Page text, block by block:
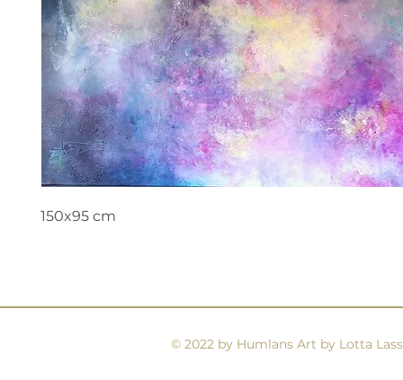
150x95 cm
© 2022 by Humlans Art by Lotta